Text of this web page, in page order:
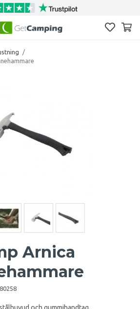
/
Arnica